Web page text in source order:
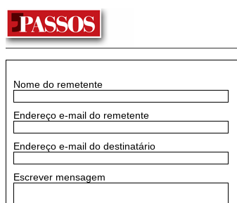
Nome do remetente
Endereço e-mail do remetente
Endereço e-mail do destinatário
Escrever mensagem